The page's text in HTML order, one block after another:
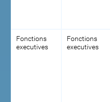
Fonctions
executives
Fonctions
executives